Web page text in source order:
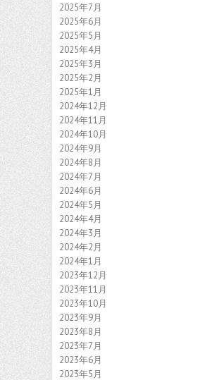
2025年7月
2025年6月
2025年5月
2025年4月
2025年3月
2025年2月
2025年1月
2024年12月
2024年11月
2024年10月
2024年9月
2024年8月
2024年7月
2024年6月
2024年5月
2024年4月
2024年3月
2024年2月
2024年1月
2023年12月
2023年11月
2023年10月
2023年9月
2023年8月
2023年7月
2023年6月
2023年5月